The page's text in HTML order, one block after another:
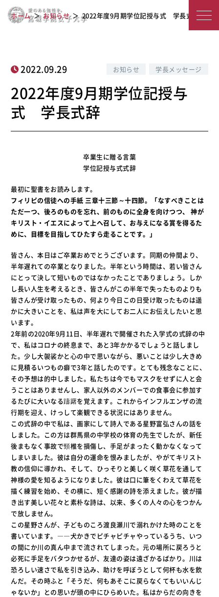
宮
女
子
大
2022年度9月期学位記授与式 学長式
辞
ホーム お知らせ 2022年度9月期学位記授与式 学長式辞
2022.09.29 お知らせ 学長メッセージ
2022年度9月期学位記授与
式 学長式辞
卒業生に贈る言葉
学位記授与式式辞
最初に聖書をお読みします。
フィリピの信徒への手紙 三章十三節～十四節。「なすべきことは
ただ一つ、後ろのものを忘れ、前のものに全身を向けつつ、 神が
キリスト・イエスによって上へ召して、お与えになる賞を得るた
めに、目標を目指してひたすら走ることです。」
皆さん、本日はご卒業おめでとうございます。同期の仲間より、
半年遅れての卒業となりました。半年という時間は、若い皆さん
にとって決して短いものではなかったことでありましょう。しか
し長い人生を考えるとき、皆さんがこの半年で失ったものよりも
皆さんが受け取ったもの、何より今日この日受け取ったものは遥
かに大きいことを、私は声を大にしてお二人にお伝えしたいと思
います。
2年前の2020年9月11日、半年遅れで開催された入学式の式辞の中
で、私はコロナの終息まで、あと3年かかるでしょうと話しまし
た。少し大袈裟かと心の中で思いながら、悪いことは少し大きめ
に見積るいつもの癖で3年と話したのです。とても残念なことに、
その予想は的中しました。私たちは今でもマスクをせずに人と会
うことはありませんし、家人以外のメンバーでの食事会に参加す
るたびに大いなる躊躇を覚えます。これからインフルエンザの流
行期を迎え、けっして楽観できる状況にはありません。
この式辞の中で私は、画家にして詩人である星野富弘さんの話を
しました。この方は群馬県の中学校の体育の先生でしたが、新任
後まもなく事故で頸椎を損傷し、手足がまったく動かなくなって
しまいました。彼は自分の運命を恨みましたが、やがてキリスト
教の信仰に導かれ、そして、ひっそりと美しく咲く草花を通して
神様の愛を知るようになりました。彼は口に筆をくわえて草花を
描く練習を始め、その横に、短く感謝の詩を添えました。彼が描
き出す美しい花々と素朴な詩は、以来、多くの人々の心をつかん
で放しません。
この星野さんが、子どものころ渡良瀬川で溺れかけた時のことを
書いています。――犬かきでピチャピチャやっているうち、いつ
の間にか川の真ん中まで流されてしまった。元の場所に戻ろうと
必死に手足をバタつかせるが、友達の姿は遠ざかるばかり。川は
恐ろしい速さで私を引き込み、助けを呼ぼうとして何杯も水を飲
んだ。その時ふと「そうだ、何もあそこに戻らなくてもいいんじ
ゃないか」との思いが頭の中にひらめいた。私はからだの向きを